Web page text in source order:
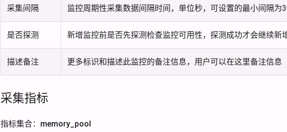
采集间隔 监控周期性采集数据间隔时间，单位秒，可设置的最小间隔为
是否探测 新增监控前是否先探测检查监控可用性，探测成功才会继续新
描述备注 更多标识和描述此监控的备注信息，用户可以在这里备注信息
采集指标
指标集合：memory_pool